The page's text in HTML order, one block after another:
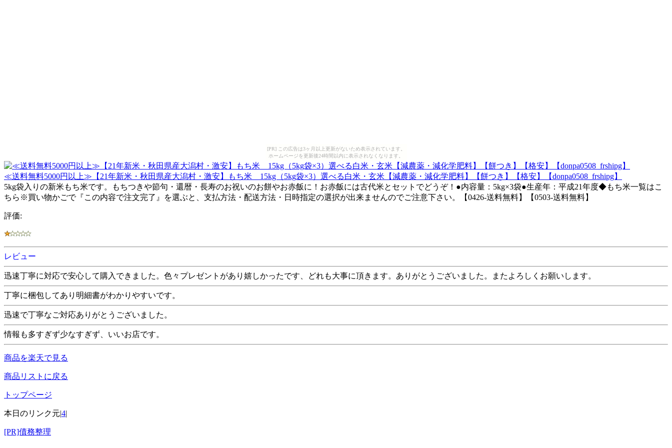
[PR] この広告は3ヶ月以上更新がないため表示されています。
ホームページを更新後24時間以内に表示されなくなります。
≪送料無料5000円以上≫【21年新米・秋田県産大潟村・激安】もち米 15kg（5kg袋×3）選べる白米・玄米【減農薬・減化学肥料】【餅つき】【格安】【donpa0508_frshipg】
5kg袋入りの新米もち米です。もちつきや節句・還暦・長寿のお祝いのお餅やお赤飯に！お赤飯には古代米とセットでどうぞ！●内容量：5kg×3袋●生産年：平成21年度◆もち米一覧はこ
ちら※買い物かごで『この内容で注文完了』を選ぶと、支払方法・配送方法・日時指定の選択が出来ませんのでご注意下さい。【0426-送料無料】【0503-送料無料】
評価:
レビュー
迅速丁寧に対応で安心して購入できました。色々プレゼントがあり嬉しかったです、どれも大事に頂きます。ありがとうございました。またよろしくお願いします。
丁寧に梱包してあり明細書がわかりやすいです。
迅速で丁寧なご対応ありがとうございました。
情報も多すぎず少なすぎず、いいお店です。
商品を楽天で見る
商品リストに戻る
トップページ
本日のリンク元|4|
[PR]債務整理